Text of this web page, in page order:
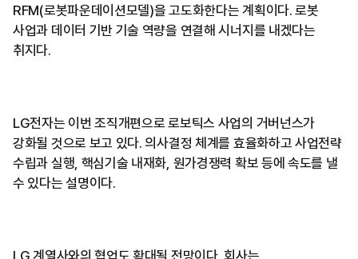
RFM(로봇파운데이션모델)을 고도화한다는 계획이다. 로봇
사업과 데이터 기반 기술 역량을 연결해 시너지를 내겠다는
취지다.
LG전자는 이번 조직개편으로 로보틱스 사업의 거버넌스가
강화될 것으로 보고 있다. 의사결정 체계를 효율화하고 사업전략
수립과 실행, 핵심기술 내재화, 원가경쟁력 확보 등에 속도를 낼
수 있다는 설명이다.